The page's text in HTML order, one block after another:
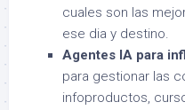
cuales son las
ese dia y destino.
Agentes IA para
para gestionar las
infoproductos,